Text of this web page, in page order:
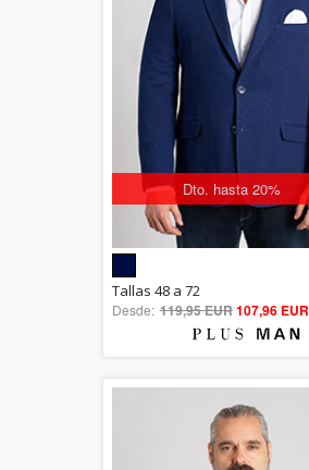
Dto. hasta 20%
out of 5
Tallas 48 a 72
Desde: 119,95 EUR107,96 EUR